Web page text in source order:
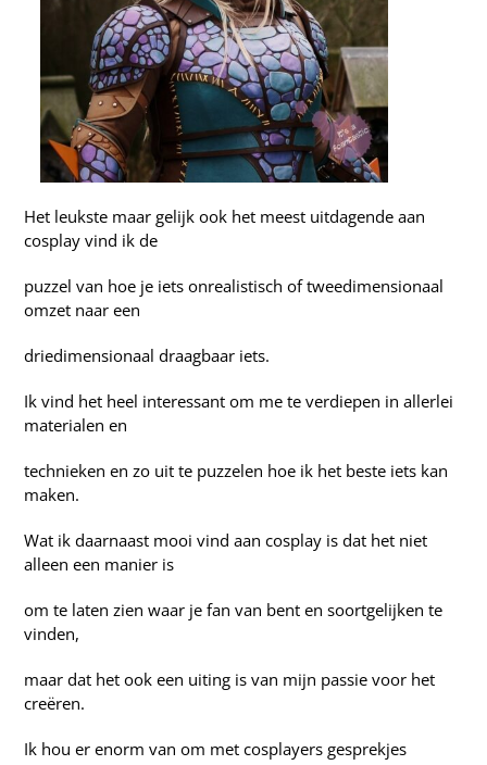
Het leukste maar gelijk ook het meest uitdagende aan
cosplay vind ik de
puzzel van hoe je iets onrealistisch of tweedimensionaal
omzet naar een
driedimensionaal draagbaar iets.
Ik vind het heel interessant om me te verdiepen in allerlei
materialen en
technieken en zo uit te puzzelen hoe ik het beste iets kan
maken.
Wat ik daarnaast mooi vind aan cosplay is dat het niet
alleen een manier is
om te laten zien waar je fan van bent en soortgelijken te
vinden,
maar dat het ook een uiting is van mijn passie voor het
creëren.
Ik hou er enorm van om met cosplayers gesprekjes